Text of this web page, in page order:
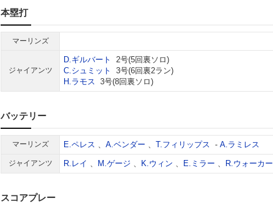
本塁打
マーリンズ
ジャイアンツ
D.ギルバート
2号(5回裏ソロ)
C.シュミット
3号(6回裏2ラン)
H.ラモス 3号(8回裏ソロ)
バッテリー
マーリンズ E.ペレス 、 A.ベンダー 、 T.フィリップス - A.ラミレス
ジャイアンツ R.レイ 、 M.ゲージ 、 K.ウィン 、 E.ミラー 、 R.ウォーカー
スコアプレー